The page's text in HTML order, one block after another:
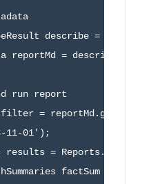
describe =
reportMd =
run report
filter =
11-01');
results =
factSum =